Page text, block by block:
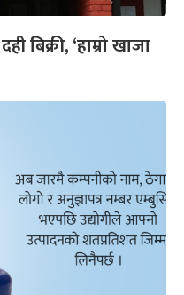
बिक्री, ‘हाम्रो खाजा